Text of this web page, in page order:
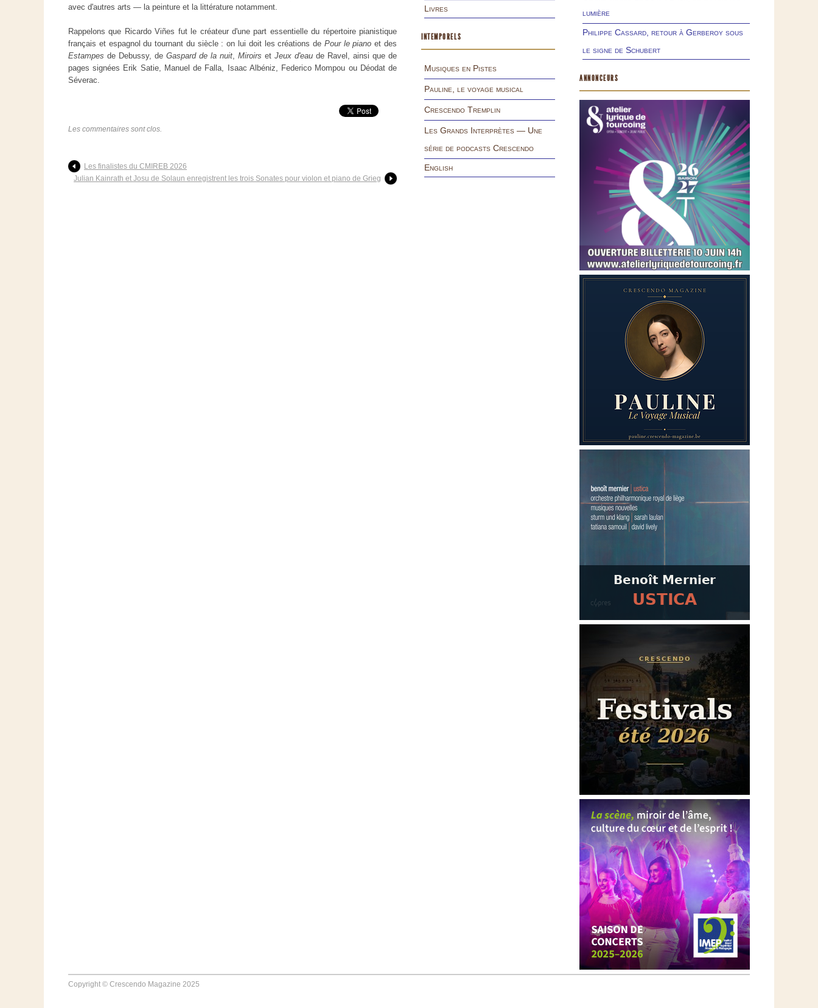
avec d'autres arts — la peinture et la littérature notamment.
Rappelons que Ricardo Viñes fut le créateur d'une part essentielle du répertoire pianistique
français et espagnol du tournant du siècle : on lui doit les créations de Pour le piano et des
Estampes de Debussy, de Gaspard de la nuit, Miroirs et Jeux d'eau de Ravel, ainsi que de
pages signées Erik Satie, Manuel de Falla, Isaac Albéniz, Federico Mompou ou Déodat de
Séverac.
Les commentaires sont clos.
Les finalistes du CMIREB 2026
Julian Kainrath et Josu de Solaun enregistrent les trois Sonates pour violon et piano de Grieg
Livres
INTEMPORELS
Musiques en Pistes
Pauline, le voyage musical
Crescendo Tremplin
Les Grands Interprètes — Une
série de podcasts Crescendo
English
lumière
Philippe Cassard, retour à Gerberoy sous
le signe de Schubert
ANNONCEURS
Copyright © Crescendo Magazine 2025